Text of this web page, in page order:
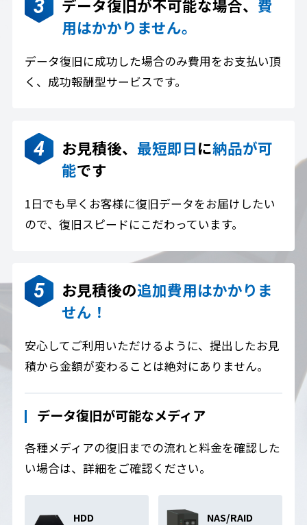
データ復旧が不可能な場合、 費
用はかかりません。
データ復旧に成功した場合のみ費用をお支払い頂
く、成功報酬型サービスです。
お見積後、 最短即日に納品が可
能です
1日でも早くお客様に復旧データをお届けしたい
ので、復旧スピードにこだわっています。
お見積後の追加費用はかかりま
せん！
安心してご利用いただけるように、提出したお見
積から金額が変わることは絶対にありません。
データ復旧が可能なメディア
各種メディアの復旧までの流れと料金を確認した
い場合は、詳細をご確認ください。
HDD NAS/RAID